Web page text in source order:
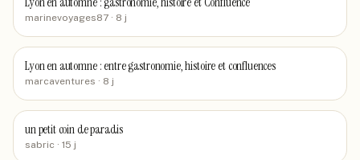
marinevoyages87 · 8 j
Lyon en automne : entre gastronomie, histoire et confluences
marcaventures · 8 j
un petit coin de paradis
sabric · 15 j